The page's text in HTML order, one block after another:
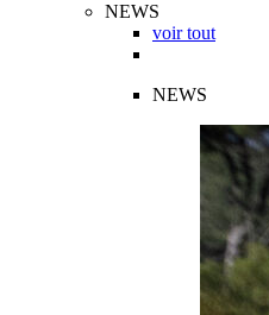
NEWS
voir tout
NEWS